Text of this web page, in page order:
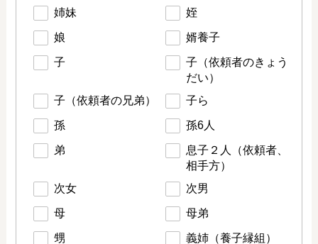
姉妹 姪
娘 婿養子
子
子（依頼者のきょう
だい）
子（依頼者の兄弟）
子ら
孫 孫6人
弟
息子２人（依頼者、
相手方）
次女
次男
母 母弟
甥 義姉（養子縁組）